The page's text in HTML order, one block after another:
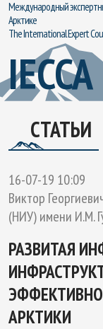
Международный
Арктике
The International Expert
IECCA
СТАТЬИ
16-07-19 10:09
Виктор
(НИУ) имени И.М.
РАЗВИТАЯ
АРКТИКИ